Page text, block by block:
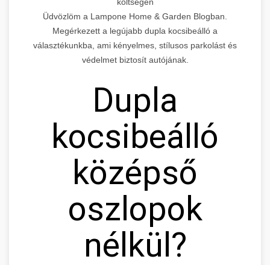
Üdvözlöm a Lampone Home & Garden Blogban.
Megérkezett a legújabb dupla kocsibeálló a
választékunkba, ami kényelmes, stílusos parkolást és
védelmet biztosít autójának.
Dupla
kocsibeálló
középső
oszlopok
nélkül?